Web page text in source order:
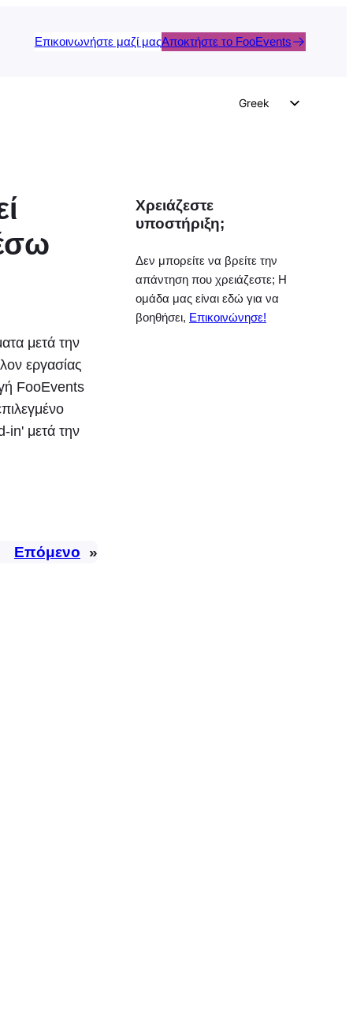
Επικοινωνήστε μαζί μαςΑποκτήστε το FooEvents
Greek
Portuguese
French
Polish
μετά την
εργασίας
FooEvents
in' μετά την
Επόμενο »
Χρειάζεστε
υποστήριξη;
Δεν μπορείτε να βρείτε την
απάντηση που χρειάζεστε; Η
ομάδα μας είναι εδώ για να
βοηθήσει, Επικοινώνησε!